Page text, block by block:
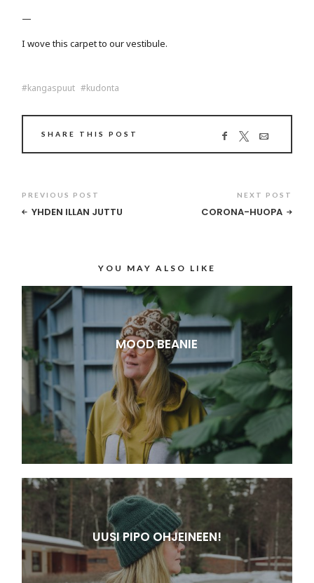
—
I wove this carpet to our vestibule.
kangaspuut kudonta
SHARE THIS POST
PREVIOUS POST
YHDEN ILLAN JUTTU
NEXT POST
CORONA-HUOPA
YOU MAY ALSO LIKE
MOOD BEANIE
UUSI PIPO OHJEINEEN!